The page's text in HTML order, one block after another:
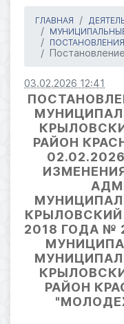
ГЛАВНАЯ
03.02.2026 12:41
РАЙОН
КРЫЛОВСКИЙ
2018 ГОДА №
РАЙОН